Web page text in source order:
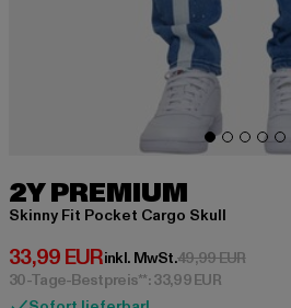
2Y PREMIUM
Skinny Fit Pocket Cargo Skull
33,99 EUR
Derzeitiger Preis: 33,99 EUR
inkl. MwSt.49,99 EUR
30-Tage-Bestpreis**: 33,99 EUR